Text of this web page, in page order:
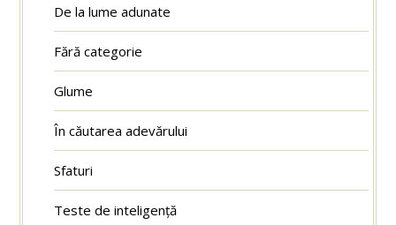
De la lume adunate
Fără categorie
Glume
În căutarea adevărului
Sfaturi
Teste de inteligență